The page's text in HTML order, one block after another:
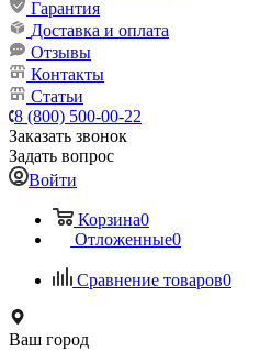
Гарантия
Доставка и оплата
Отзывы
Контакты
Статьи
8 (800) 500-00-22
Заказать звонок
Задать вопрос
Войти
Корзина0
Отложенные0
Сравнение товаров0
Ваш город